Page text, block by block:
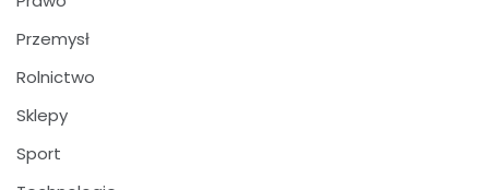
Przemysł
Rolnictwo
Sklepy
Sport